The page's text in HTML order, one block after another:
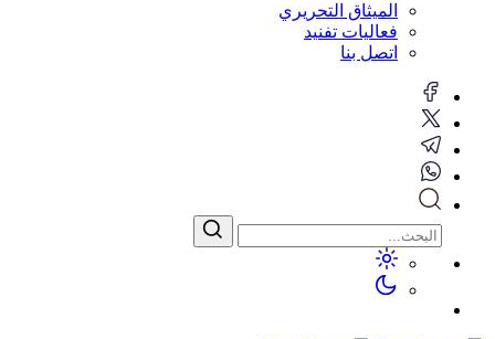
الميثاق التحريري
فعاليات تفنيد
اتصل بنا